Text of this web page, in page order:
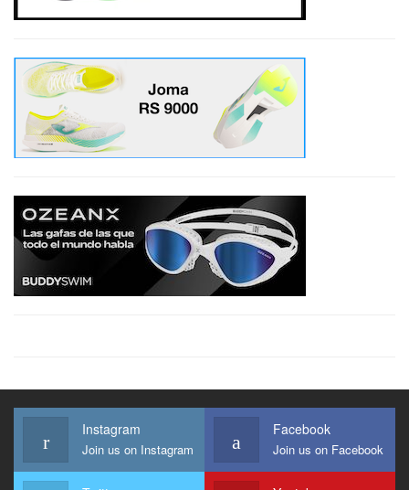
Instagram
Join us on Instagram
Facebook
Join us on Facebook